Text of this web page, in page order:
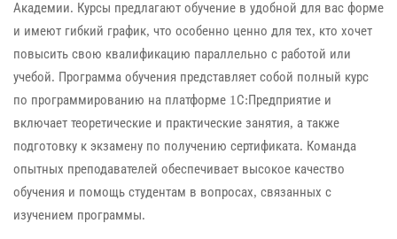
Академии. Курсы предлагают обучение в удобной для вас форме
и имеют гибкий график, что особенно ценно для тех, кто хочет
повысить свою квалификацию параллельно с работой или
учебой. Программа обучения представляет собой полный курс
по программированию на платформе 1С:Предприятие и
включает теоретические и практические занятия, а также
подготовку к экзамену по получению сертификата. Команда
опытных преподавателей обеспечивает высокое качество
обучения и помощь студентам в вопросах, связанных с
изучением программы.